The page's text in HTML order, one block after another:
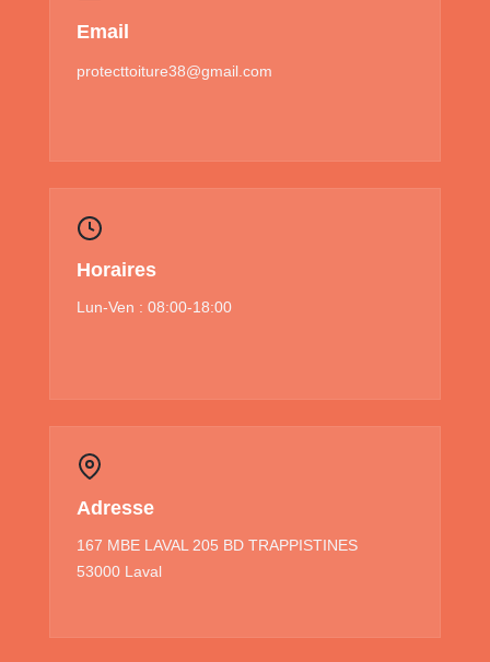
Email
protecttoiture38@gmail.com
Horaires
Lun-Ven : 08:00-18:00
Adresse
167 MBE LAVAL 205 BD TRAPPISTINES
53000 Laval